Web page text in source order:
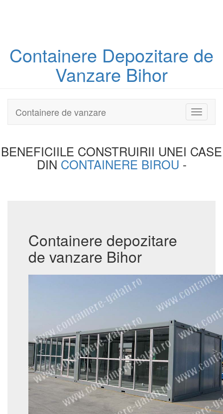
Containere Depozitare de
Vanzare Bihor
Toggle
Containere de vanzare
BENEFICIILE CONSTRUIRII UNEI CASE
DIN CONTAINERE BIROU -
Containere depozitare
de vanzare Bihor